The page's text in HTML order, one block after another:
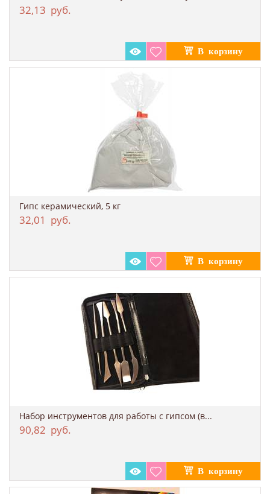
32,13 руб.
Гипс керамический, 5 кг
32,01 руб.
Набор инструментов для работы с гипсом (в...
90,82 руб.